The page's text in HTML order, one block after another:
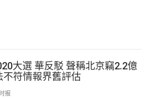
大選 華反駁 聲稱北京竊2.2億
不符情報界舊評估
报